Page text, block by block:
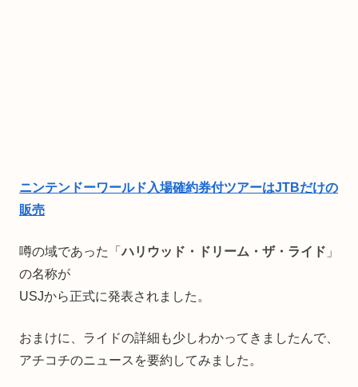
ニンテンドーワールド入場確約券付ツアーはJTBだけの
販売
噂の域であった「ハリウッド・ドリーム・ザ・ライド 」
の名称が
USJから正式に発表されました。
おまけに、ライドの詳細も少しわかってきましたんで、
アチコチのニュースを要約してみました。